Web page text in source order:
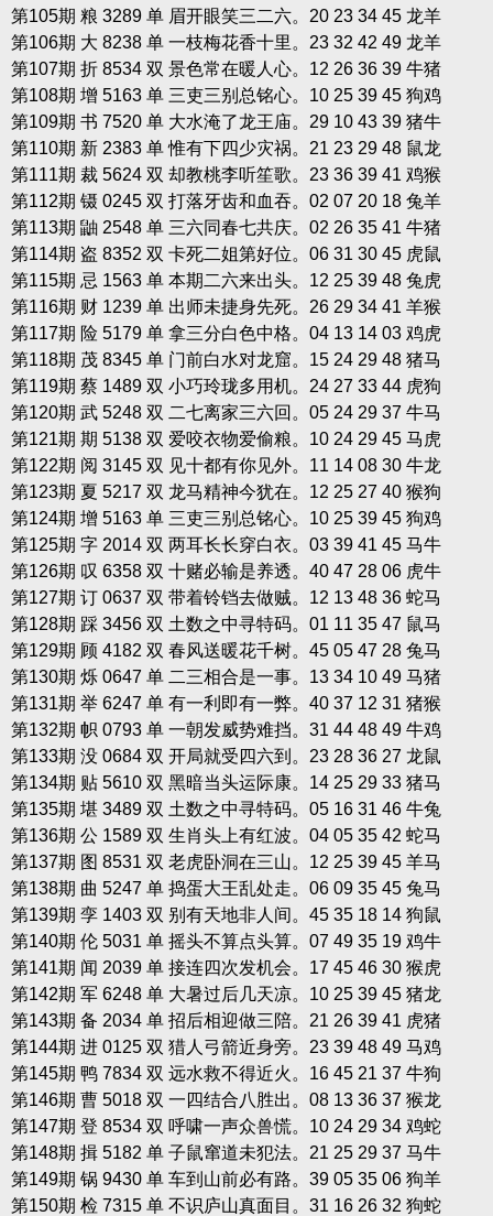
第105期 粮 3289 单 眉开眼笑三二六。20 23 34 45 龙羊
第106期 大 8238 单 一枝梅花香十里。23 32 42 49 龙羊
第107期 折 8534 双 景色常在暖人心。12 26 36 39 牛猪
第108期 增 5163 单 三吏三别总铭心。10 25 39 45 狗鸡
第109期 书 7520 单 大水淹了龙王庙。29 10 43 39 猪牛
第110期 新 2383 单 惟有下四少灾祸。21 23 29 48 鼠龙
第111期 裁 5624 双 却教桃李听笙歌。23 36 39 41 鸡猴
第112期 镊 0245 双 打落牙齿和血吞。02 07 20 18 兔羊
第113期 鼬 2548 单 三六同春七共庆。02 26 35 41 牛猪
第114期 盗 8352 双 卡死二姐第好位。06 31 30 45 虎鼠
第115期 忌 1563 单 本期二六来出头。12 25 39 48 兔虎
第116期 财 1239 单 出师未捷身先死。26 29 34 41 羊猴
第117期 险 5179 单 拿三分白色中格。04 13 14 03 鸡虎
第118期 茂 8345 单 门前白水对龙窟。15 24 29 48 猪马
第119期 蔡 1489 双 小巧玲珑多用机。24 27 33 44 虎狗
第120期 武 5248 双 二七离家三六回。05 24 29 37 牛马
第121期 期 5138 双 爱咬衣物爱偷粮。10 24 29 45 马虎
第122期 阅 3145 双 见十都有你见外。11 14 08 30 牛龙
第123期 夏 5217 双 龙马精神今犹在。12 25 27 40 猴狗
第124期 增 5163 单 三吏三别总铭心。10 25 39 45 狗鸡
第125期 字 2014 双 两耳长长穿白衣。03 39 41 45 马牛
第126期 叹 6358 双 十赌必输是养透。40 47 28 06 虎牛
第127期 订 0637 双 带着铃铛去做贼。12 13 48 36 蛇马
第128期 踩 3456 双 土数之中寻特码。01 11 35 47 鼠马
第129期 顾 4182 双 春风送暖花千树。45 05 47 28 兔马
第130期 烁 0647 单 二三相合是一事。13 34 10 49 马猪
第131期 举 6247 单 有一利即有一弊。40 37 12 31 猪猴
第132期 帜 0793 单 一朝发威势难挡。31 44 48 49 牛鸡
第133期 没 0684 双 开局就受四六到。23 28 36 27 龙鼠
第134期 贴 5610 双 黑暗当头运际康。14 25 29 33 猪马
第135期 堪 3489 双 土数之中寻特码。05 16 31 46 牛兔
第136期 公 1589 双 生肖头上有红波。04 05 35 42 蛇马
第137期 图 8531 双 老虎卧洞在三山。12 25 39 45 羊马
第138期 曲 5247 单 捣蛋大王乱处走。06 09 35 45 兔马
第139期 孪 1403 双 别有天地非人间。45 35 18 14 狗鼠
第140期 伦 5031 单 摇头不算点头算。07 49 35 19 鸡牛
第141期 闻 2039 单 接连四次发机会。17 45 46 30 猴虎
第142期 军 6248 单 大暑过后几天凉。10 25 39 45 猪龙
第143期 备 2034 单 招后相迎做三陪。21 26 39 41 虎猪
第144期 进 0125 双 猎人弓箭近身旁。23 39 48 49 马鸡
第145期 鸭 7834 双 远水救不得近火。16 45 21 37 牛狗
第146期 曹 5018 双 一四结合八胜出。08 13 36 37 猴龙
第147期 登 8534 双 呼啸一声众兽慌。10 24 29 34 鸡蛇
第148期 揖 5182 单 子鼠窜道未犯法。21 25 29 37 马牛
第149期 锅 9430 单 车到山前必有路。39 05 35 06 狗羊
第150期 检 7315 单 不识庐山真面目。31 16 26 32 狗蛇